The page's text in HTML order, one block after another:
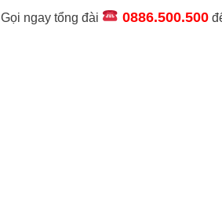
Gọi ngay tổng đài 0886.500.500